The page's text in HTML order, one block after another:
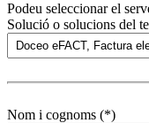
Podeu seleccionar el
Solució o solucions del
Nom i cognoms (*)